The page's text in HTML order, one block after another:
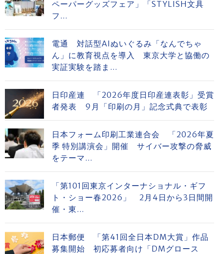
ペーパーグッズフェア」「STYLISH文具
フ...
電通 対話型AIぬいぐるみ「なんでちゃ
ん」に教育視点を導入 東京大学と協働の
実証実験を踏ま...
日印産連 「2026年度日印産連表彰」受賞
者発表 9月「印刷の月」記念式典で表彰
日本フォーム印刷工業連合会 「2026年夏
季 特別講演会」開催 サイバー攻撃の脅威
をテーマ...
「第101回東京インターナショナル・ギフ
ト・ショー春2026」 2月4日から3日間開
催・東...
日本郵便 「第41回全日本DM大賞」作品
募集開始 初応募者向け「DMグロース